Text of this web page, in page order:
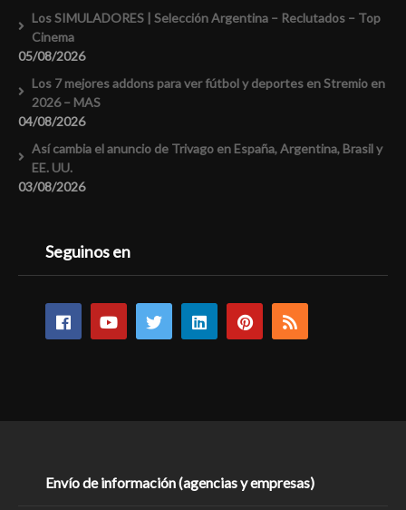
Los SIMULADORES | Selección Argentina – Reclutados – Top
Cinema
05/08/2026
Los 7 mejores addons para ver fútbol y deportes en Stremio en
2026 – MAS
04/08/2026
Así cambia el anuncio de Trivago en España, Argentina, Brasil y
EE. UU.
03/08/2026
Seguinos en
Envío de información (agencias y empresas)